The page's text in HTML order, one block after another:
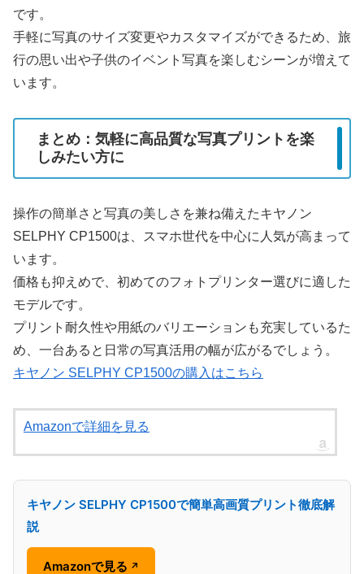
です。
手軽に写真のサイズ変更やカスタマイズができるため、旅
行の思い出や子供のイベント写真を楽しむシーンが増えて
います。
まとめ：気軽に高品質な写真プリントを楽
しみたい方に
操作の簡単さと写真の美しさを兼ね備えたキヤノン
SELPHY CP1500は、スマホ世代を中心に人気が高まって
います。
価格も抑えめで、初めてのフォトプリンター選びに適した
モデルです。
プリント耐久性や用紙のバリエーションも充実しているた
め、一台あると日常の写真活用の幅が広がるでしょう。
キヤノン SELPHY CP1500の購入はこちら
Amazonで詳細を見る
キヤノン SELPHY CP1500で簡単高画質プリント徹底解
説
Amazonで見る ↗